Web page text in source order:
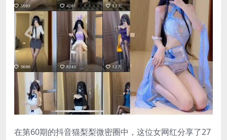
在第60期的抖音猫梨梨微密圈中，这位女网红分享了27